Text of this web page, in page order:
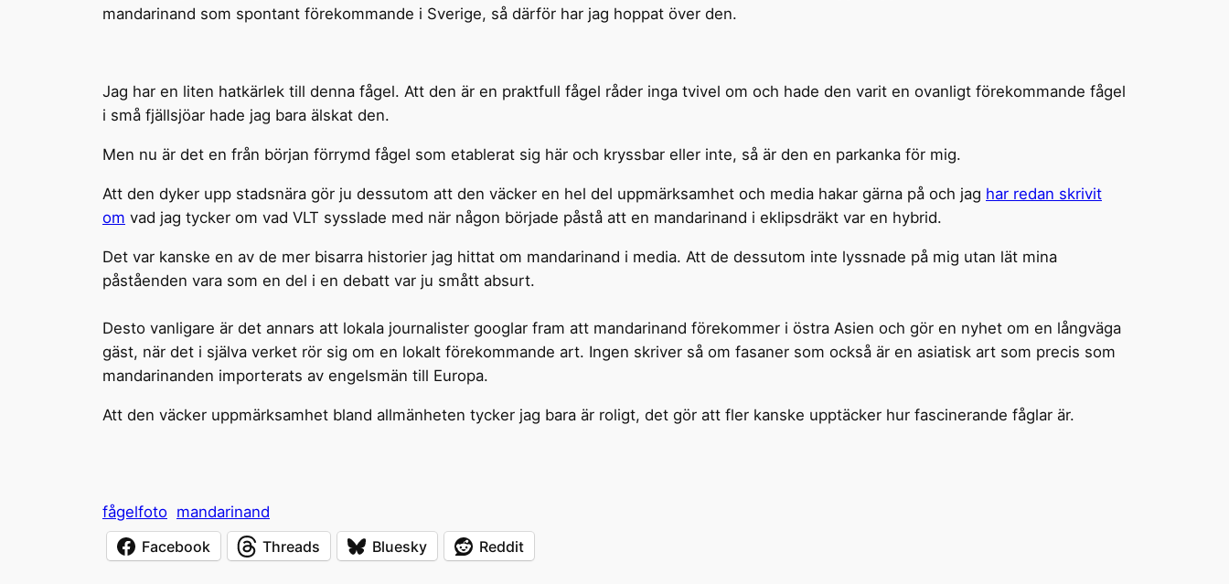
mandarinand som spontant förekommande i Sverige, så därför har jag hoppat över den.
Jag har en liten hatkärlek till denna fågel. Att den är en praktfull fågel råder inga tvivel om och hade den varit en ovanligt förekommande fågel
i små fjällsjöar hade jag bara älskat den.
Men nu är det en från början förrymd fågel som etablerat sig här och kryssbar eller inte, så är den en parkanka för mig.
Att den dyker upp stadsnära gör ju dessutom att den väcker en hel del uppmärksamhet och media hakar gärna på och jag har redan skrivit
om vad jag tycker om vad VLT sysslade med när någon började påstå att en mandarinand i eklipsdräkt var en hybrid.
Det var kanske en av de mer bisarra historier jag hittat om mandarinand i media. Att de dessutom inte lyssnade på mig utan lät mina
påståenden vara som en del i en debatt var ju smått absurt.
Desto vanligare är det annars att lokala journalister googlar fram att mandarinand förekommer i östra Asien och gör en nyhet om en långväga
gäst, när det i själva verket rör sig om en lokalt förekommande art. Ingen skriver så om fasaner som också är en asiatisk art som precis som
mandarinanden importerats av engelsmän till Europa.
Att den väcker uppmärksamhet bland allmänheten tycker jag bara är roligt, det gör att fler kanske upptäcker hur fascinerande fåglar är.
fågelfoto mandarinand
Facebook
Threads Bluesky Reddit